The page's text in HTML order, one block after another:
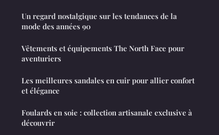
Un regard nostalgique sur les tendances de la
mode des années 90
Vêtements et équipements The North Face pour
aventuriers
Les meilleures sandales en cuir pour allier confort
et élégance
Foulards en soie : collection artisanale exclusive à
découvrir